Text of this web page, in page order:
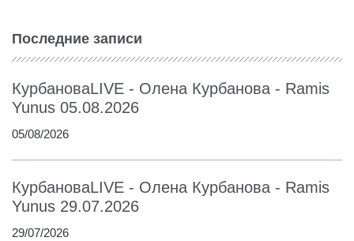
Последние записи
КурбановаLIVE - Олена Курбанова - Ramis
Yunus 05.08.2026
05/08/2026
КурбановаLIVE - Олена Курбанова - Ramis
Yunus 29.07.2026
29/07/2026